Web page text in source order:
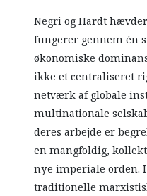
Negri og Hardt
fungerer gennem én
økonomiske
ikke et centraliseret
netværk af globale
multinationale
deres arbejde er
en mangfoldig,
nye imperiale orden.
traditionelle